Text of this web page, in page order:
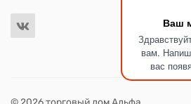
Ваш
вам.
вас